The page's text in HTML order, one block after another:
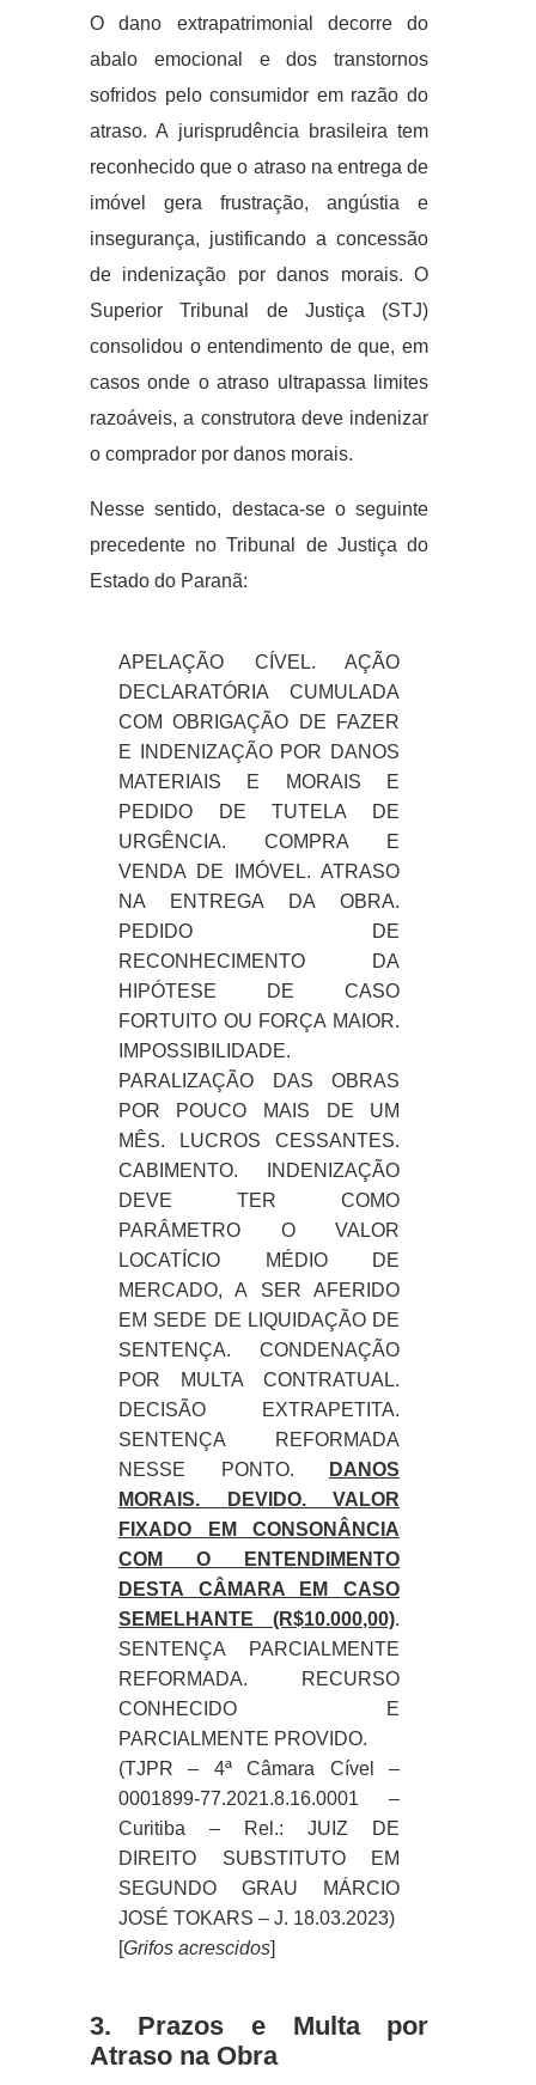
O dano extrapatrimonial decorre do
abalo emocional e dos transtornos
sofridos pelo consumidor em razão do
atraso. A jurisprudência brasileira tem
reconhecido que o atraso na entrega de
imóvel gera frustração, angústia e
insegurança, justificando a concessão
de indenização por danos morais. O
Superior Tribunal de Justiça (STJ)
consolidou o entendimento de que, em
casos onde o atraso ultrapassa limites
razoáveis, a construtora deve indenizar
o comprador por danos morais.
Nesse sentido, destaca-se o seguinte
precedente no Tribunal de Justiça do
Estado do Paranã:
APELAÇÃO CÍVEL. AÇÃO
DECLARATÓRIA CUMULADA
COM OBRIGAÇÃO DE FAZER
E INDENIZAÇÃO POR DANOS
MATERIAIS E MORAIS E
PEDIDO DE TUTELA DE
URGÊNCIA. COMPRA E
VENDA DE IMÓVEL. ATRASO
NA ENTREGA DA OBRA.
PEDIDO DE
RECONHECIMENTO DA
HIPÓTESE DE CASO
FORTUITO OU FORÇA MAIOR.
IMPOSSIBILIDADE.
PARALIZAÇÃO DAS OBRAS
POR POUCO MAIS DE UM
MÊS. LUCROS CESSANTES.
CABIMENTO. INDENIZAÇÃO
DEVE TER COMO
PARÂMETRO O VALOR
LOCATÍCIO MÉDIO DE
MERCADO, A SER AFERIDO
EM SEDE DE LIQUIDAÇÃO DE
SENTENÇA. CONDENAÇÃO
POR MULTA CONTRATUAL.
DECISÃO EXTRAPETITA.
SENTENÇA REFORMADA
NESSE PONTO.
DANOS
MORAIS. DEVIDO. VALOR
FIXADO EM CONSONÂNCIA
COM O ENTENDIMENTO
DESTA CÂMARA EM CASO
SEMELHANTE (R$10.000,00).
SENTENÇA PARCIALMENTE
REFORMADA. RECURSO
CONHECIDO E
PARCIALMENTE PROVIDO.
(TJPR – 4ª Câmara Cível –
0001899-77.2021.8.16.0001 –
Curitiba – Rel.: JUIZ DE
DIREITO SUBSTITUTO EM
SEGUNDO GRAU MÁRCIO
JOSÉ TOKARS – J. 18.03.2023)
[Grifos acrescidos]
3. Prazos e Multa por
Atraso na Obra